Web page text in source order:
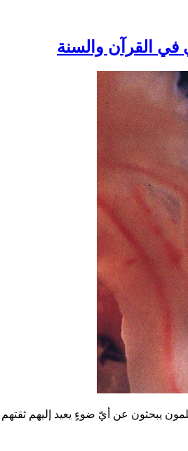
في القرآن والسنة
يبحثون عن أيّ ضوءٍ يعيد إليهم